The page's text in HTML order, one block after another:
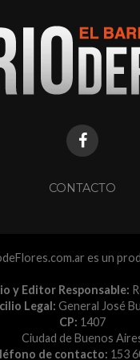
CONTACTO
es un
y Editor Responsable:
Legal: General José
CP: 1407
Ciudad de Buenos
de contacto: 153